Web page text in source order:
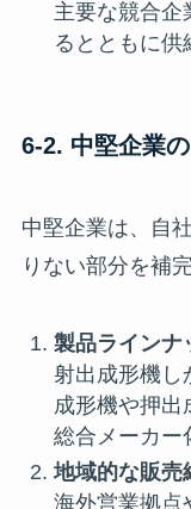
主要な競合企
るとともに供
6-2. 中堅企業
中堅企業は、自
りない部分を補
製品ラインナ
射出成形機し
成形機や押出
総合メーカー
地域的な販売
海外営業拠点